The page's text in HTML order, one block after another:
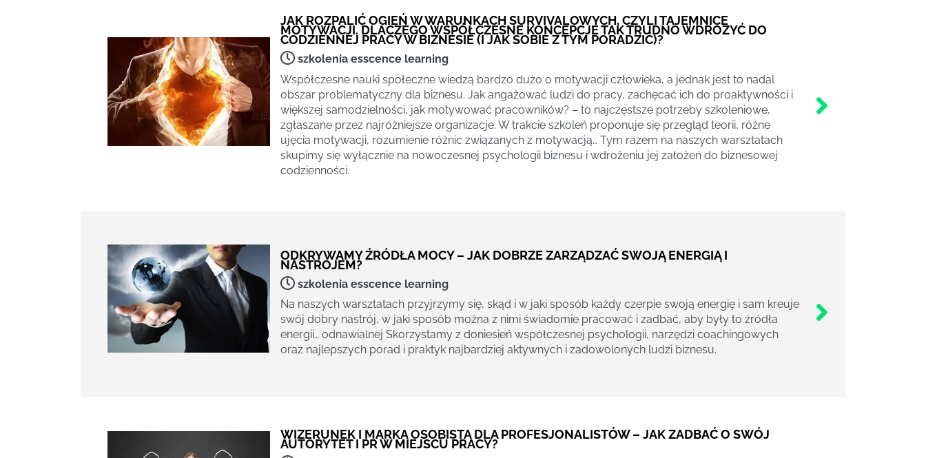
JAK ROZPALIĆ OGIEŃ W WARUNKACH SURVIVALOWYCH, CZYLI TAJEMNICE
MOTYWACJI. DLACZEGO WSPÓŁCZESNE KONCEPCJE TAK TRUDNO WDROŻYĆ DO
CODZIENNEJ PRACY W BIZNESIE (I JAK SOBIE Z TYM PORADZIĆ)?
szkolenia esscence learning
Współczesne nauki społeczne wiedzą bardzo dużo o motywacji człowieka, a jednak jest to nadal
obszar problematyczny dla biznesu. Jak angażować ludzi do pracy, zachęcać ich do proaktywności i
większej samodzielności, jak motywować pracowników? – to najczęstsze potrzeby szkoleniowe,
zgłaszane przez najróżniejsze organizacje. W trakcie szkoleń proponuje się przegląd teorii, różne
ujęcia motywacji, rozumienie różnic związanych z motywacją… Tym razem na naszych warsztatach
skupimy się wyłącznie na nowoczesnej psychologii biznesu i wdrożeniu jej założeń do biznesowej
codzienności.
ODKRYWAMY ŹRÓDŁA MOCY – JAK DOBRZE ZARZĄDZAĆ SWOJĄ ENERGIĄ I
NASTROJEM?
szkolenia esscence learning
Na naszych warsztatach przyjrzymy się, skąd i w jaki sposób każdy czerpie swoją energię i sam kreuje
swój dobry nastrój, w jaki sposób można z nimi świadomie pracować i zadbać, aby były to źródła
energii… odnawialnej Skorzystamy z doniesień współczesnej psychologii, narzędzi coachingowych
oraz najlepszych porad i praktyk najbardziej aktywnych i zadowolonych ludzi biznesu.
WIZERUNEK I MARKA OSOBISTA DLA PROFESJONALISTÓW – JAK ZADBAĆ O SWÓJ
AUTORYTET I PR W MIEJSCU PRACY?